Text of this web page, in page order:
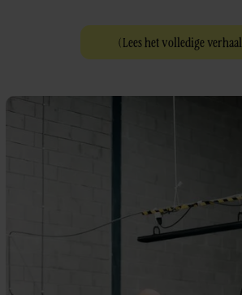
(Lees het volledige verhaal